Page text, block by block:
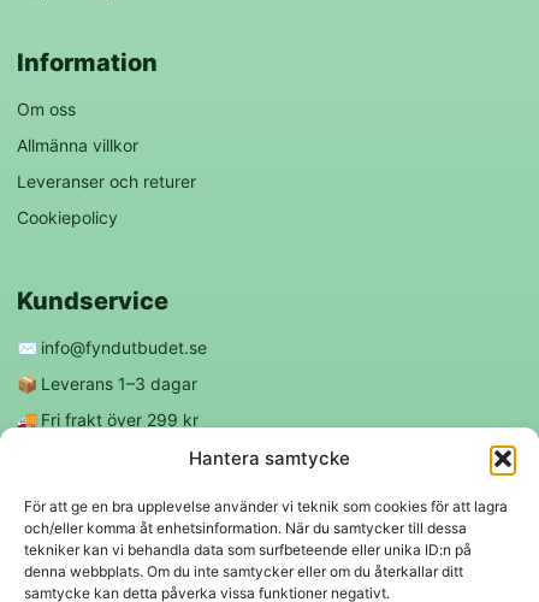
Hantera samtycke
För att ge en bra upplevelse använder vi teknik som cookies för att lagra
och/eller komma åt enhetsinformation. När du samtycker till dessa
tekniker kan vi behandla data som surfbeteende eller unika ID:n på
denna webbplats. Om du inte samtycker eller om du återkallar ditt
samtycke kan detta påverka vissa funktioner negativt.
Information
Om oss
Allmänna villkor
Leveranser och returer
Cookiepolicy
Kundservice
✉️ info@fyndutbudet.se
📦 Leverans 1–3 dagar
🚚 Fri frakt över 299 kr
Följ oss